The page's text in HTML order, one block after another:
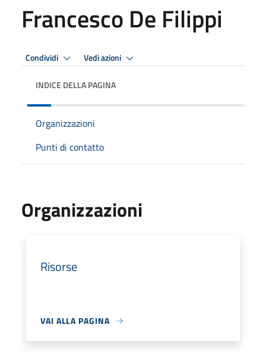
Francesco De Filippi
Condividi Vedi azioni
INDICE DELLA PAGINA
Organizzazioni
Punti di contatto
Organizzazioni
Risorse
VAI ALLA PAGINA